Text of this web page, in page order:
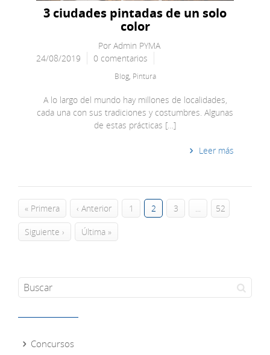
3 ciudades pintadas de un solo
color
Por Admin PYMA
24/08/2019
0 comentarios
Blog, Pintura
A lo largo del mundo hay millones de localidades,
cada una con sus tradiciones y costumbres. Algunas
de estas prácticas […]
Leer más
« Primera ‹ Anterior 1 2 3 ... 52
Siguiente › Última »
Concursos